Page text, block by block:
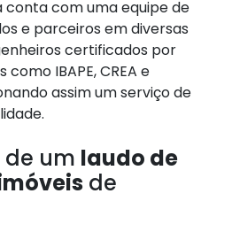
conta com uma equipe de
e parceiros em diversas
certificados por
IBAPE, CREA e
assim um serviço de
um laudo de
de